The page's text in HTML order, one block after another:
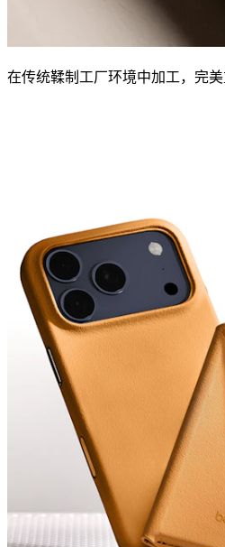
在传统鞣制工厂环境中加工，完